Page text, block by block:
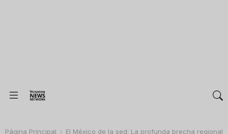
Página Principal
El México de la sed: La profunda brecha regional